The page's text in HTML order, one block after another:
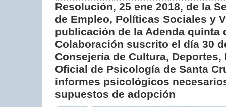
Resolución, 25 ene 2018, de la
de Empleo, Políticas Sociales y
publicación de la Adenda quinta
Colaboración suscrito el día 30
Consejería de Cultura,
Oficial de Psicología de Santa
informes psicológicos
supuestos de adopción